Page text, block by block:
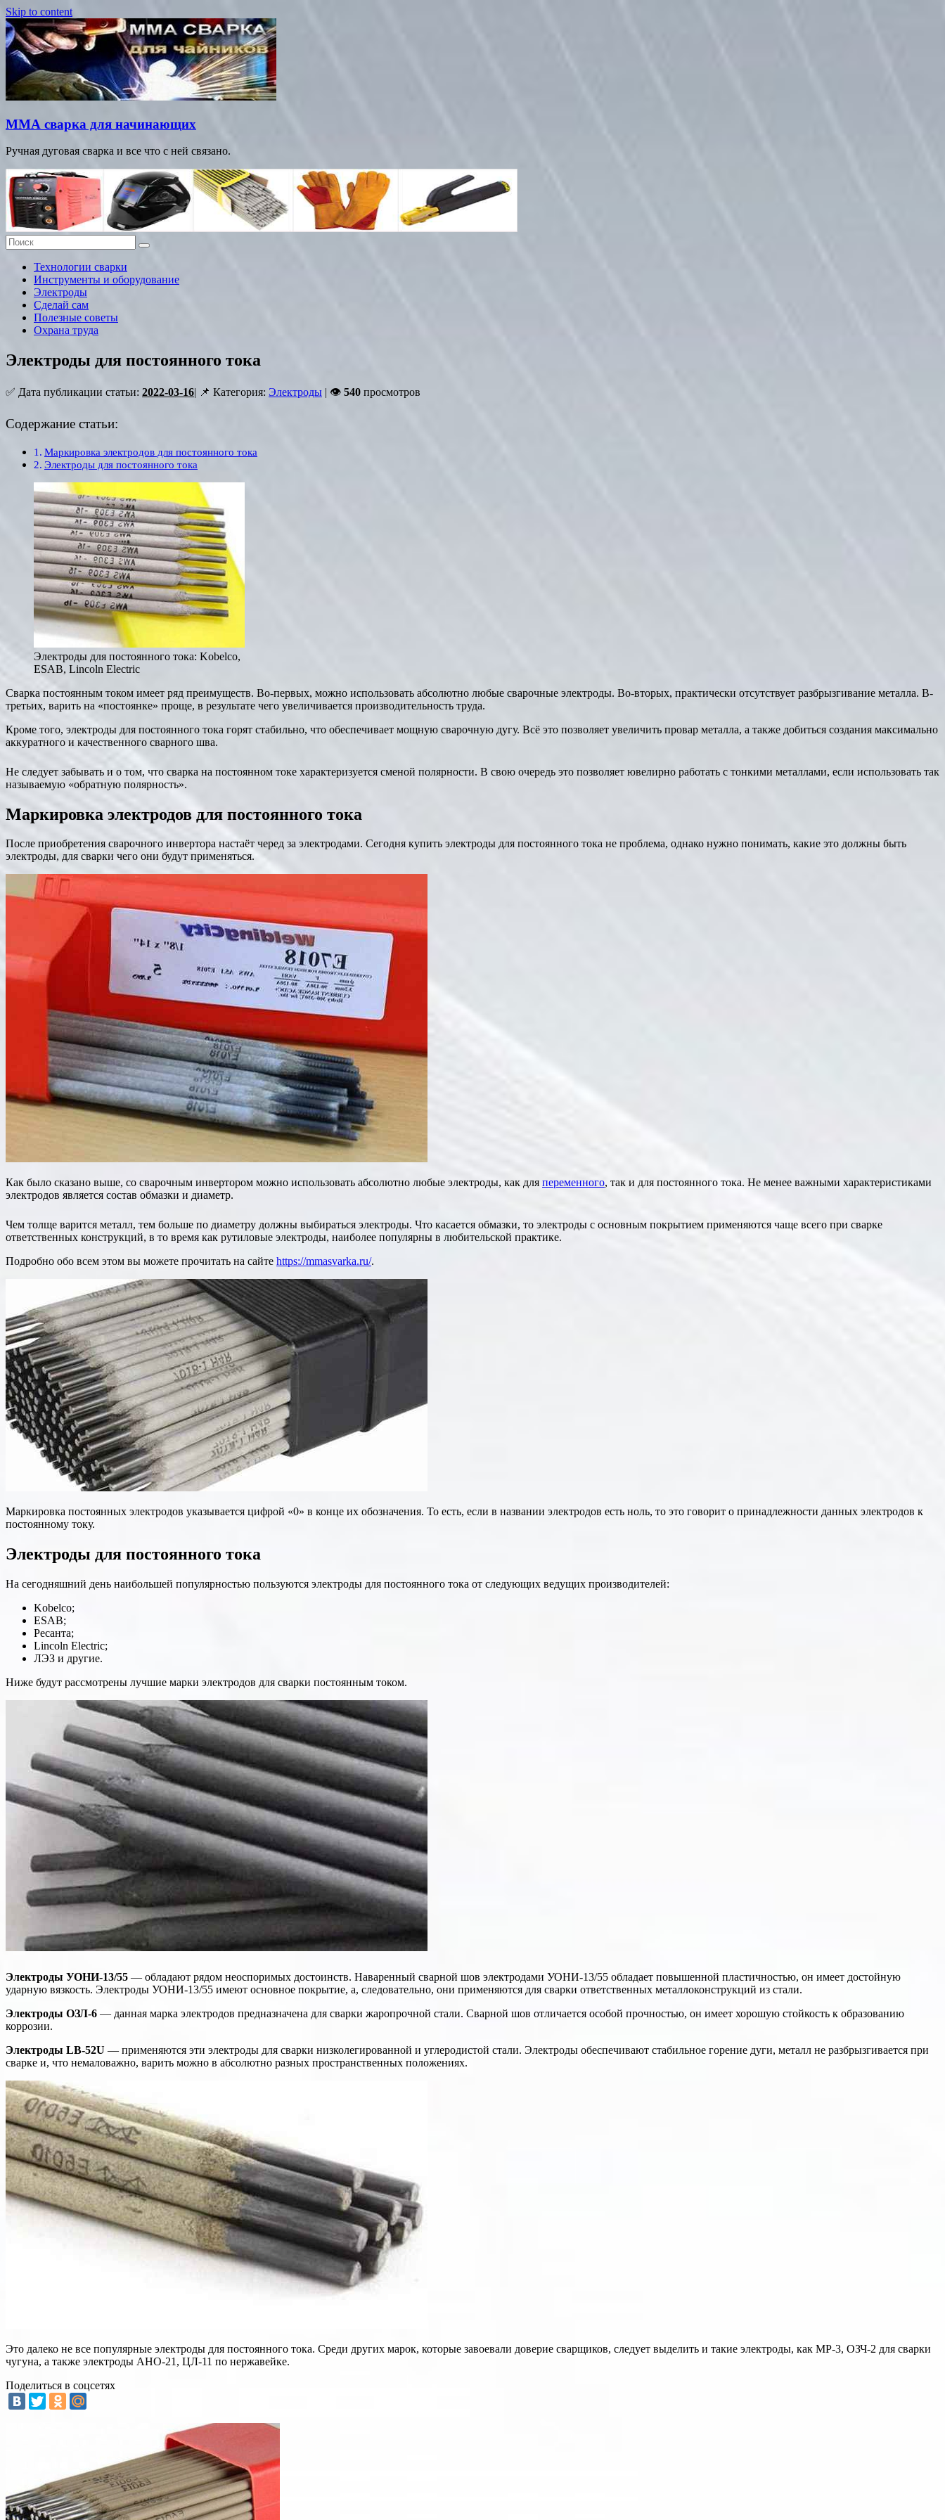
Skip to content
ММА сварка для начинающих
Ручная дуговая сварка и все что с ней связано.
Технологии сварки
Инструменты и оборудование
Электроды
Сделай сам
Полезные советы
Охрана труда
Электроды для постоянного тока
✅ Дата публикации статьи: 2022-03-16| 📌 Категория: Электроды | 👁 540 просмотров
Содержание статьи:
Маркировка электродов для постоянного тока
Электроды для постоянного тока
Электроды для постоянного тока: Kobelco,
ESAB, Lincoln Electric
Сварка постоянным током имеет ряд преимуществ. Во-первых, можно использовать абсолютно любые сварочные электроды. Во-вторых, практически отсутствует разбрызгивание металла. В-
третьих, варить на «постоянке» проще, в результате чего увеличивается производительность труда.
Кроме того, электроды для постоянного тока горят стабильно, что обеспечивает мощную сварочную дугу. Всё это позволяет увеличить провар металла, а также добиться создания максимально
аккуратного и качественного сварного шва.
Не следует забывать и о том, что сварка на постоянном токе характеризуется сменой полярности. В свою очередь это позволяет ювелирно работать с тонкими металлами, если использовать так
называемую «обратную полярность».
Маркировка электродов для постоянного тока
После приобретения сварочного инвертора настаёт черед за электродами. Сегодня купить электроды для постоянного тока не проблема, однако нужно понимать, какие это должны быть
электроды, для сварки чего они будут применяться.
Как было сказано выше, со сварочным инвертором можно использовать абсолютно любые электроды, как для переменного, так и для постоянного тока. Не менее важными характеристиками
электродов является состав обмазки и диаметр.
Чем толще варится металл, тем больше по диаметру должны выбираться электроды. Что касается обмазки, то электроды с основным покрытием применяются чаще всего при сварке
ответственных конструкций, в то время как рутиловые электроды, наиболее популярны в любительской практике.
Подробно обо всем этом вы можете прочитать на сайте https://mmasvarka.ru/.
Маркировка постоянных электродов указывается цифрой «0» в конце их обозначения. То есть, если в названии электродов есть ноль, то это говорит о принадлежности данных электродов к
постоянному току.
Электроды для постоянного тока
На сегодняшний день наибольшей популярностью пользуются электроды для постоянного тока от следующих ведущих производителей:
Kobelco;
ESAB;
Ресанта;
Lincoln Electric;
ЛЭЗ и другие.
Ниже будут рассмотрены лучшие марки электродов для сварки постоянным током.
Электроды УОНИ-13/55 — обладают рядом неоспоримых достоинств. Наваренный сварной шов электродами УОНИ-13/55 обладает повышенной пластичностью, он имеет достойную
ударную вязкость. Электроды УОНИ-13/55 имеют основное покрытие, а, следовательно, они применяются для сварки ответственных металлоконструкций из стали.
Электроды ОЗЛ-6 — данная марка электродов предназначена для сварки жаропрочной стали. Сварной шов отличается особой прочностью, он имеет хорошую стойкость к образованию
коррозии.
Электроды LB-52U — применяются эти электроды для сварки низколегированной и углеродистой стали. Электроды обеспечивают стабильное горение дуги, металл не разбрызгивается при
сварке и, что немаловажно, варить можно в абсолютно разных пространственных положениях.
Это далеко не все популярные электроды для постоянного тока. Среди других марок, которые завоевали доверие сварщиков, следует выделить и такие электроды, как МР-3, ОЗЧ-2 для сварки
чугуна, а также электроды АНО-21, ЦЛ-11 по нержавейке.
Поделиться в соцсетях